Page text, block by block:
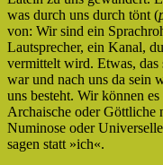
was durch uns durch tönt (
von: Wir sind ein
Lautsprecher, ein Kanal,
vermittelt wird. Etwas, das
war und nach uns da sein
uns besteht. Wir können
Archaische oder Göttliche
Numinose oder
sagen statt »ich«.